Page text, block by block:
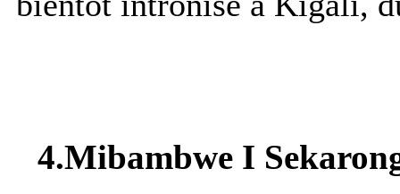
4.Mibambwe I